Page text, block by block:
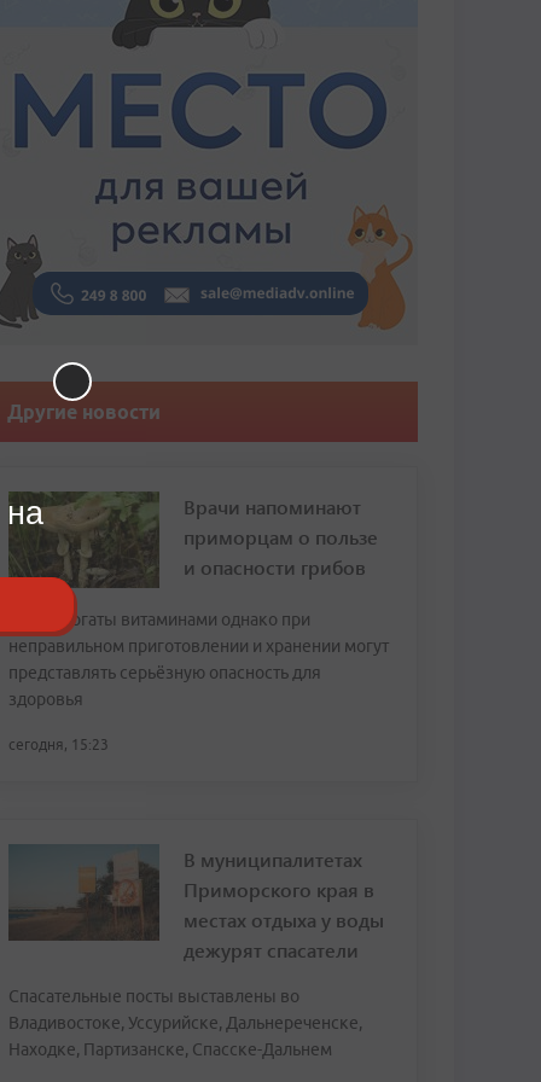
Другие новости
Врачи напоминают
приморцам о пользе
и опасности грибов
Грибы богаты витаминами однако при
неправильном приготовлении и хранении могут
представлять серьёзную опасность для
здоровья
сегодня, 15:23
В муниципалитетах
Приморского края в
местах отдыха у воды
дежурят спасатели
Спасательные посты выставлены во
Владивостоке, Уссурийске, Дальнереченске,
Находке, Партизанске, Спасске-Дальнем